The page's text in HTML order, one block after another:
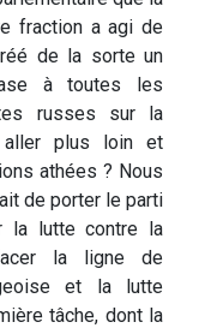
fraction a agi de
de la sorte un
à toutes les
russes sur la
aller plus loin et
athées ? Nous
de porter le parti
la lutte contre la
la ligne de
et la lutte
tâche, dont la